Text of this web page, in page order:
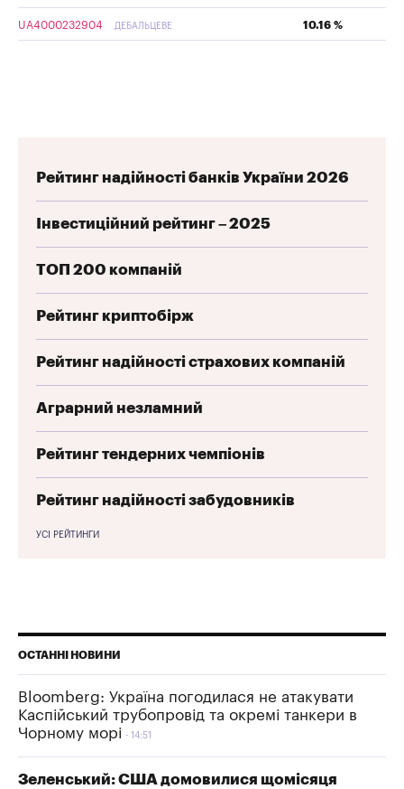
UA4000232904 ДЕБАЛЬЦЕВЕ 10.16 %
Рейтинг надійності банків України 2026
Інвестиційний рейтинг – 2025
ТОП 200 компаній
Рейтинг криптобірж
Рейтинг надійності страхових компаній
Аграрний незламний
Рейтинг тендерних чемпіонів
Рейтинг надійності забудовників
УСІ РЕЙТИНГИ
ОСТАННІ НОВИНИ
Bloomberg: Україна погодилася не атакувати
Каспійський трубопровід та окремі танкери в
Чорному морі
14:51
Зеленський: США домовилися щомісяця